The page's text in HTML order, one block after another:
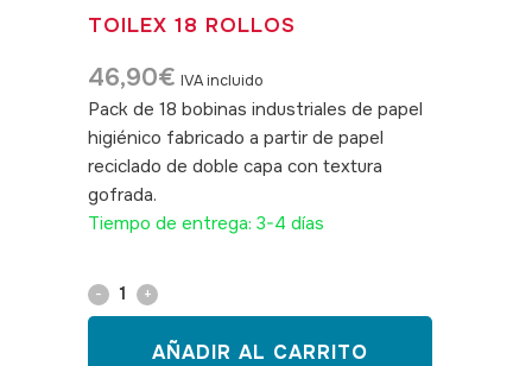
TOILEX 18 ROLLOS
46,90€ IVA incluido
Pack de 18 bobinas industriales de papel
higiénico fabricado a partir de papel
reciclado de doble capa con textura
gofrada.
Tiempo de entrega: 3-4 días
Papel
AÑADIR AL CARRITO